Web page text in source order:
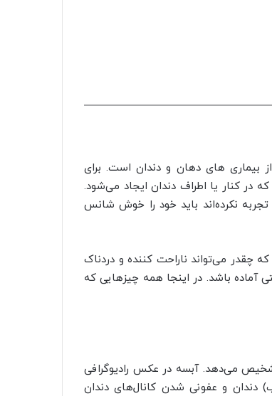
بیماری های دهان و دندان است. برای
در کنار یا اطراف دندان ایجاد می‌شود.
تجربه نکرده‌اند باید خود را خوش شانس
که چقدر می‌تواند ناراحت کننده و دردناک
آماده باشد. در اینجا همه چیزهایی که
می‌دهد. آبسه در عکس رادیوگرافی
دندان و عفونی شدن کانال‌های دندان